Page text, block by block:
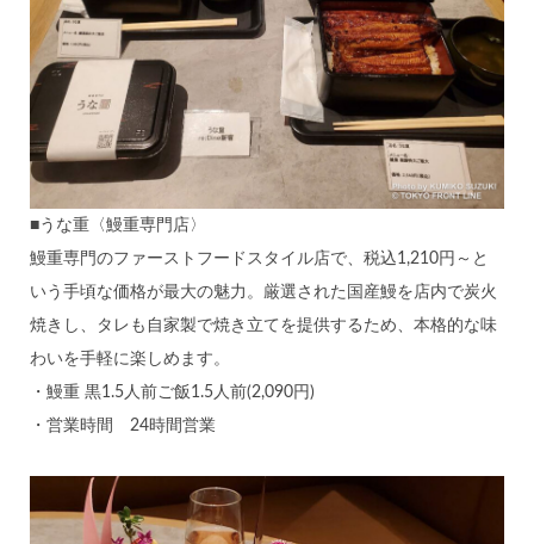
■うな重〈鰻重専門店〉
鰻重専門のファーストフードスタイル店で、税込1,210円～と
いう手頃な価格が最大の魅力。厳選された国産鰻を店内で炭火
焼きし、タレも自家製で焼き立てを提供するため、本格的な味
わいを手軽に楽しめます。
・鰻重 黒1.5人前ご飯1.5人前(2,090円)
・営業時間 24時間営業